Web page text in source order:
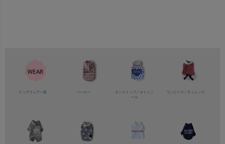
ドッグウェア一覧 パーカー タンクトップ／ キャミソ
ール
ワンピース／チュニック